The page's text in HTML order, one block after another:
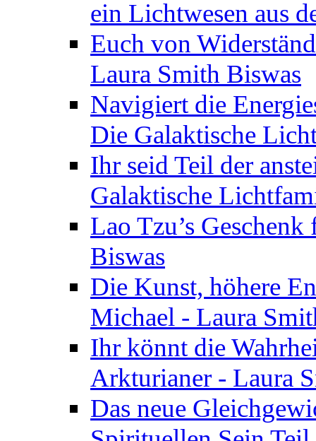
ein Lichtwesen aus
Euch von
Laura Smith Biswas
Navigiert die
Die Galaktische
Ihr seid Teil der
Galaktische
Lao Tzu’s
Biswas
Die Kunst, höhere
Michael - Laura
Ihr könnt die
Arkturianer - Laura
Das neue